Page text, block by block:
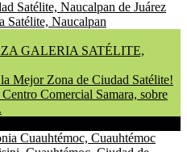
GALERIA SATÉLITE,
Mejor Zona de Ciudad Satélite!
Comercial Samara, sobre